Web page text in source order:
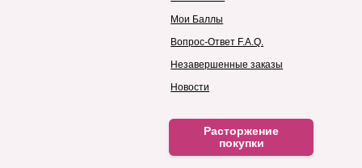
Мои Баллы
Вопрос-Ответ F.A.Q.
Незавершенные заказы
Новости
Расторжение
покупки